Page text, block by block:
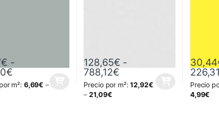
€ -
€Rango de precios: desde 57,77€ hasta
m²: 6,69€ –
tiene múltiples variantes. Las opciones se pueden elegir en la
128,65€ -
788,12€Rango de precios:
Precio por m²:12,92€
– 21,09€
Este producto tiene múltiples variantes.
30,44
Precio
4,99€
Este